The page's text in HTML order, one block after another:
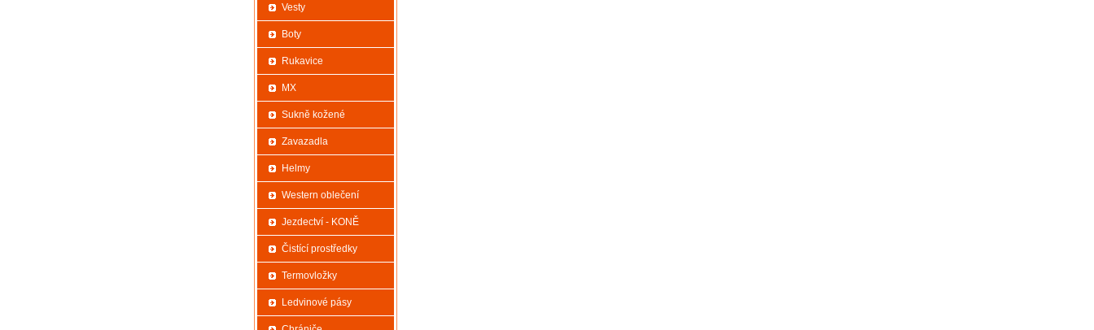
Vesty
Boty
Rukavice
MX
Sukně kožené
Zavazadla
Helmy
Western oblečení
Jezdectví - KONĚ
Čistící prostředky
Termovložky
Ledvinové pásy